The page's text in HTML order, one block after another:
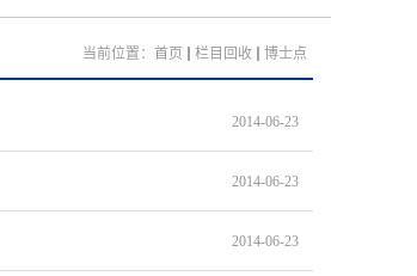
当前位置： 首页 栏目回收 博士点
2014-06-23
2014-06-23
2014-06-23